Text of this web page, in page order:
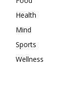
Health
Mind
Sports
Wellness